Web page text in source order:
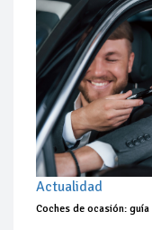
Actualidad
Coches de ocasión: